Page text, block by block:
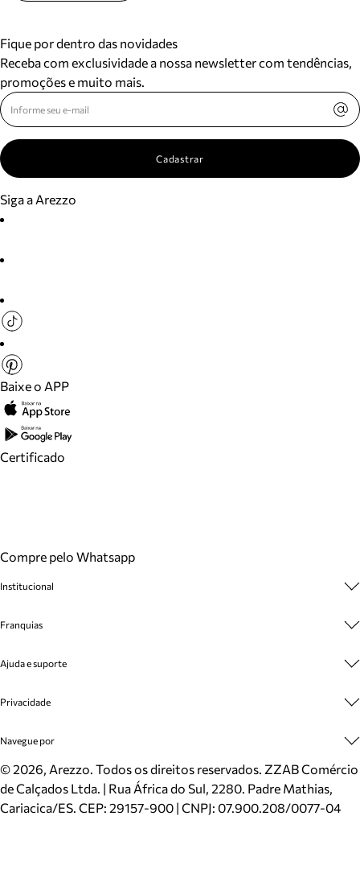
Fique por dentro das novidades
Receba com exclusividade a nossa newsletter com tendências,
promoções e muito mais.
Cadastrar
Siga a Arezzo
Baixe o APP
Certificado
Compre pelo Whatsapp
Institucional
Cashback
Venda Corporativa
Mapa do Site
Inverno
Mundo Arezzo
Franquias
Plano de Negócio
Ajuda e suporte
Cadastro
Meus Pedidos
Trocas e Devoluções
Cartão Presente
Localizador de lojas
Privacidade
Politica e Privacidade
Navegue por
Sapatos
Bolsas
Scarpins
©2026, Arezzo. Todos os direitos reservados. ZZAB Comércio
de Calçados Ltda. | Rua África do Sul, 2280. Padre Mathias,
Cariacica/ES. CEP: 29157-900 | CNPJ: 07.900.208/0077-04